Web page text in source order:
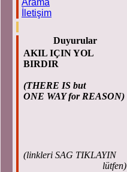
Arama
İletişim
Duyurular
AKIL IÇIN YOL
BIRDIR
(THERE IS but
ONE WAY for REASON)
(linkleri SAG TIKLAYIN
lütfen)